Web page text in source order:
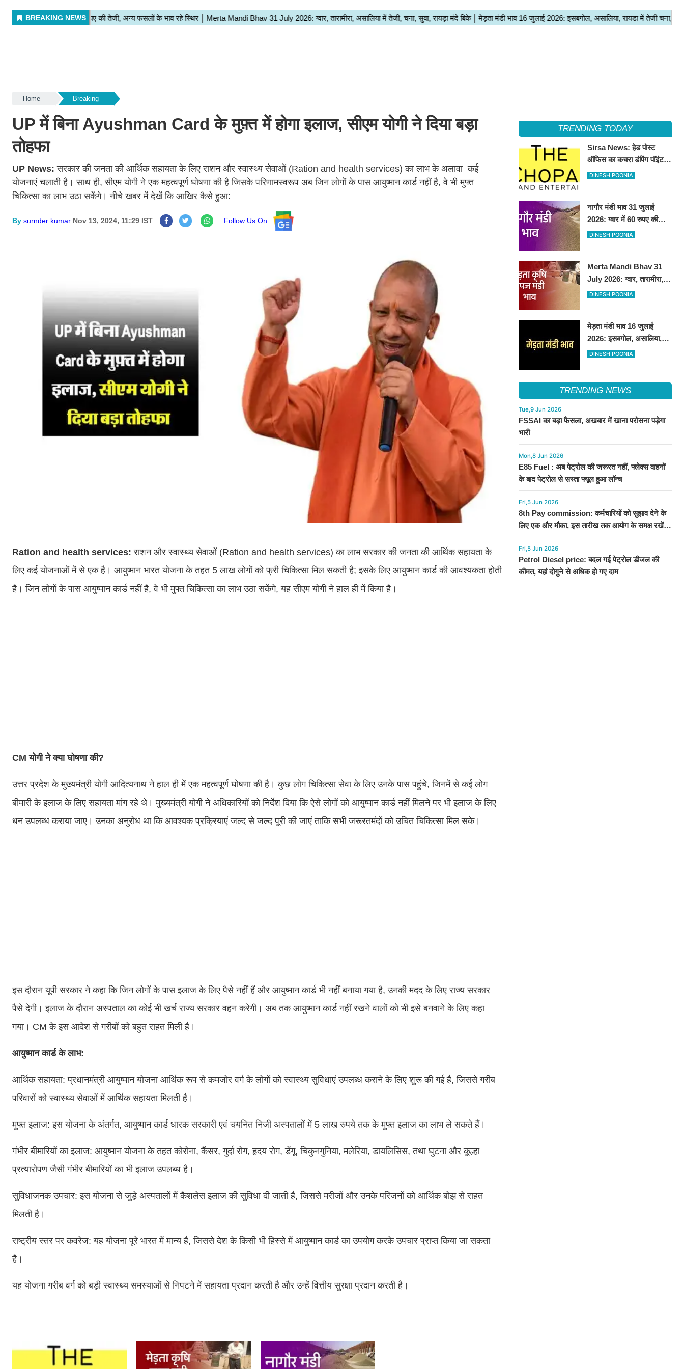
Home Breaking
UP में बिना Ayushman Card के मुफ़्त में होगा इलाज, सीएम योगी ने दिया बड़ा
तोहफा
UP News:सरकार की जनता की आर्थिक सहायता के लिए राशन और स्वास्थ्य सेवाओं (Ration and health services) का लाभ के अलावा कई
योजनाएं चलाती है। साथ ही, सीएम योगी ने एक महत्वपूर्ण घोषणा की है जिसके परिणामस्वरूप अब जिन लोगों के पास आयुष्मान कार्ड नहीं है, वे भी मुफ्त
चिकित्सा का लाभ उठा सकेंगे। नीचे खबर में देखें कि आखिर कैसे हुआ:
By surnder kumar Nov 13, 2024, 11:29 IST Follow Us On
Ration and health services:राशन और स्वास्थ्य सेवाओं (Ration and health services) का लाभ सरकार की जनता की आर्थिक सहायता के
लिए कई योजनाओं में से एक है। आयुष्मान भारत योजना के तहत 5 लाख लोगों को फ्री चिकित्सा मिल सकती है; इसके लिए आयुष्मान कार्ड की आवश्यकता होती
है। जिन लोगों के पास आयुष्मान कार्ड नहीं है, वे भी मुफ्त चिकित्सा का लाभ उठा सकेंगे, यह सीएम योगी ने हाल ही में किया है।
CM योगी ने क्या घोषणा की?
उत्तर प्रदेश के मुख्यमंत्री योगी आदित्यनाथ ने हाल ही में एक महत्वपूर्ण घोषणा की है। कुछ लोग चिकित्सा सेवा के लिए उनके पास पहुंचे, जिनमें से कई लोग
बीमारी के इलाज के लिए सहायता मांग रहे थे। मुख्यमंत्री योगी ने अधिकारियों को निर्देश दिया कि ऐसे लोगों को आयुष्मान कार्ड नहीं मिलने पर भी इलाज के लिए
धन उपलब्ध कराया जाए। उनका अनुरोध था कि आवश्यक प्रक्रियाएं जल्द से जल्द पूरी की जाएं ताकि सभी जरूरतमंदों को उचित चिकित्सा मिल सके।
इस दौरान यूपी सरकार ने कहा कि जिन लोगों के पास इलाज के लिए पैसे नहीं हैं और आयुष्मान कार्ड भी नहीं बनाया गया है, उनकी मदद के लिए राज्य सरकार
पैसे देगी। इलाज के दौरान अस्पताल का कोई भी खर्च राज्य सरकार वहन करेगी। अब तक आयुष्मान कार्ड नहीं रखने वालों को भी इसे बनवाने के लिए कहा
गया। CM के इस आदेश से गरीबों को बहुत राहत मिली है।
आयुष्मान कार्ड के लाभ:
आर्थिक सहायता: प्रधानमंत्री आयुष्मान योजना आर्थिक रूप से कमजोर वर्ग के लोगों को स्वास्थ्य सुविधाएं उपलब्ध कराने के लिए शुरू की गई है, जिससे गरीब
परिवारों को स्वास्थ्य सेवाओं में आर्थिक सहायता मिलती है।
मुफ्त इलाज: इस योजना के अंतर्गत, आयुष्मान कार्ड धारक सरकारी एवं चयनित निजी अस्पतालों में 5 लाख रुपये तक के मुफ्त इलाज का लाभ ले सकते हैं।
गंभीर बीमारियों का इलाज: आयुष्मान योजना के तहत कोरोना, कैंसर, गुर्दा रोग, हृदय रोग, डेंगू, चिकुनगुनिया, मलेरिया, डायलिसिस, तथा घुटना और कूल्हा
प्रत्यारोपण जैसी गंभीर बीमारियों का भी इलाज उपलब्ध है।
सुविधाजनक उपचार: इस योजना से जुड़े अस्पतालों में कैशलेस इलाज की सुविधा दी जाती है, जिससे मरीजों और उनके परिजनों को आर्थिक बोझ से राहत
मिलती है।
राष्ट्रीय स्तर पर कवरेज: यह योजना पूरे भारत में मान्य है, जिससे देश के किसी भी हिस्से में आयुष्मान कार्ड का उपयोग करके उपचार प्राप्त किया जा सकता
है।
यह योजना गरीब वर्ग को बड़ी स्वास्थ्य समस्याओं से निपटने में सहायता प्रदान करती है और उन्हें वित्तीय सुरक्षा प्रदान करती है।
TRENDING TODAY
Sirsa News: हेड पोस्ट
ऑफिस का कचरा डंपिंग पॉइंट
हटाकर बनेगा 'आई लव सिरसा'
DINESH POONIA
नागौर मंडी भाव 31 जुलाई
2026: ग्वार में 60 रुपए की
तेजी, अन्य फसलों के भाव रहे
DINESH POONIA
Merta Mandi Bhav 31
July 2026: ग्वार, तारामीरा,
असालिया में तेजी, चना, सुवा,
DINESH POONIA
मेड़ता मंडी भाव 16 जुलाई
2026: इसबगोल, असालिया,
रायडा में तेजी चना, सुवा, ग्वार में
DINESH POONIA
TRENDING NEWS
Tue,9 Jun 2026
FSSAI का बड़ा फैसला, अखबार में खाना परोसना पड़ेगा
भारी
Mon,8 Jun 2026
E85 Fuel : अब पेट्रोल की जरूरत नहीं, फ्लेक्स वाहनों
के बाद पेट्रोल से सस्ता फ्यूल हुआ लॉन्च
Fri,5 Jun 2026
8th Pay commission: कर्मचारियों को सुझाव देने के
लिए एक और मौका, इस तारीख तक आयोग के समक्ष रखें
अपनी बात
Fri,5 Jun 2026
Petrol Diesel price: बदल गई पेट्रोल डीजल की
कीमत, यहां दोगुने से अधिक हो गए दाम